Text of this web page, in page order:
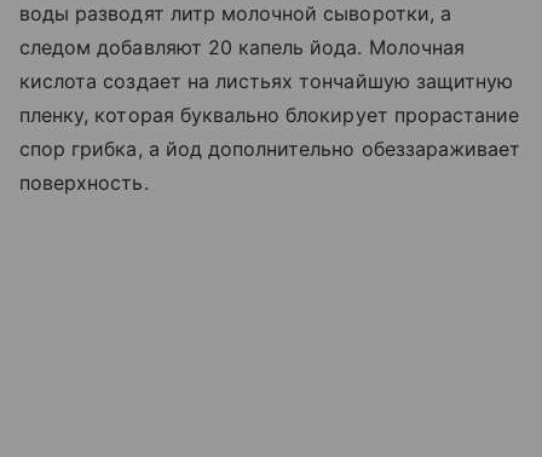
воды разводят литр молочной сыворотки, а
следом добавляют 20 капель йода. Молочная
кислота создает на листьях тончайшую защитную
пленку, которая буквально блокирует прорастание
спор грибка, а йод дополнительно обеззараживает
поверхность.